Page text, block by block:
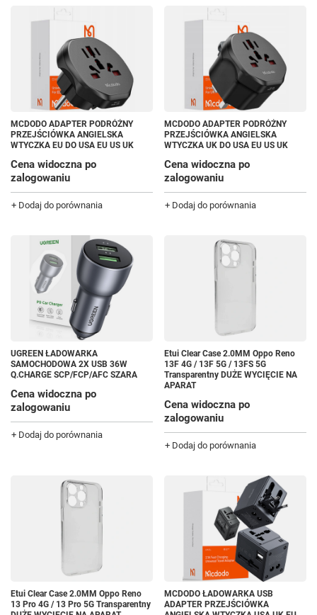
MCDODO ADAPTER PODRÓŻNY
PRZEJŚCIÓWKA ANGIELSKA
WTYCZKA EU DO USA EU US UK
Cena widoczna po
zalogowaniu
+ Dodaj do porównania
MCDODO ADAPTER PODRÓŻNY
PRZEJŚCIÓWKA ANGIELSKA
WTYCZKA UK DO USA EU US UK
Cena widoczna po
zalogowaniu
+ Dodaj do porównania
UGREEN ŁADOWARKA
SAMOCHODOWA 2X USB 36W
Q.CHARGE SCP/FCP/AFC SZARA
Cena widoczna po
zalogowaniu
+ Dodaj do porównania
Etui Clear Case 2.0MM Oppo Reno
13F 4G / 13F 5G / 13FS 5G
Transparentny DUŻE WYCIĘCIE NA
APARAT
Cena widoczna po
zalogowaniu
+ Dodaj do porównania
Etui Clear Case 2.0MM Oppo Reno
13 Pro 4G / 13 Pro 5G Transparentny
MCDODO ŁADOWARKA USB
ADAPTER PRZEJŚCIÓWKA